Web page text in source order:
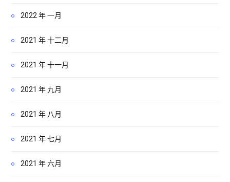
2022 年 一月
2021 年 十二月
2021 年 十一月
2021 年 九月
2021 年 八月
2021 年 七月
2021 年 六月